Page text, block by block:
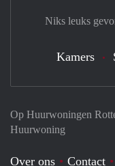
Op Huurwoningen
Huurwoning
Over ons Contact
Niks leuks
Kamers